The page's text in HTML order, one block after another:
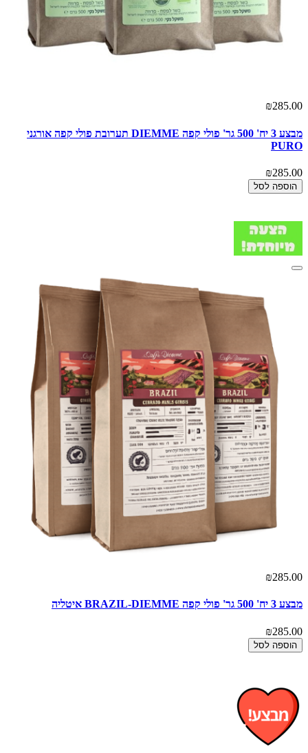
₪285.00
מבצע 3 יח' 500 גר' פולי קפה DIEMME תערובת פולי קפה אורגני
PURO
₪285.00
הוספה לסל
₪285.00
מבצע 3 יח' 500 גר' פולי קפה BRAZIL-DIEMME איטליה
₪285.00
הוספה לסל